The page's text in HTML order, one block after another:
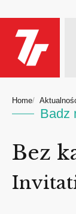
Home
Badz
Bez